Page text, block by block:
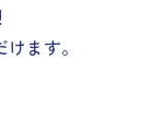
ます。